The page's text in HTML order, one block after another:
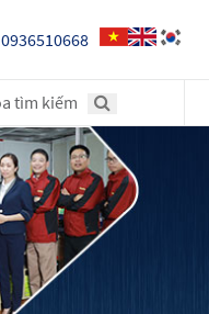
0936510668